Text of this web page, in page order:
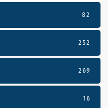
82
252
269
16